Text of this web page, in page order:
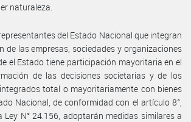
naturaleza.
del Estado Nacional que integran
de las empresas, sociedades y organizaciones
el Estado tiene participación mayoritaria en el
de las decisiones societarias y de los
total o mayoritariamente con bienes
Nacional, de conformidad con el artículo 8°,
Ley N° 24.156, adoptarán medidas similares a